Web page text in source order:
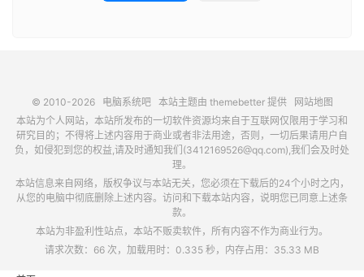
© 2010-2026 电脑系统吧本站主题由 themebetter提供
网站地图
本站为个人网站，本站所发布的一切软件资源均来自于互联网仅限用于学习和
研究目的；不得将上述内容用于商业或者非法用途，否则，一切后果请用户自
负，如侵犯到您的权益,请及时通知我们(3412169526@qq.com),我们会及时处
理。
本站信息来自网络，版权争议与本站无关，您必须在下载后的24个小时之内，
从您的电脑中彻底删除上述内容。访问和下载本站内容，说明您已同意上述条
款。
本站为非盈利性站点，本站不贩卖软件，所有内容不作为商业行为。
请求次数：66 次，加载用时：0.335 秒，内存占用：35.33 MB